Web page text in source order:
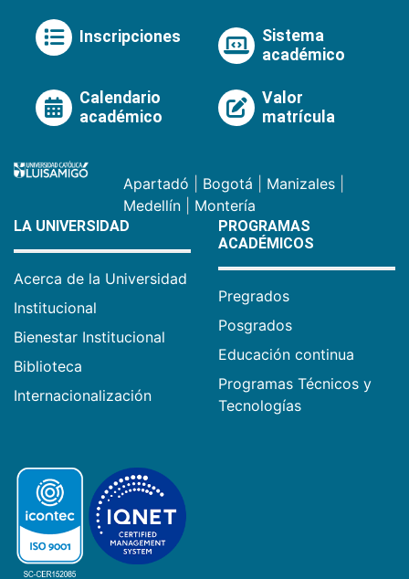
Inscripciones
Sistema
académico
Calendario
académico
Valor
matrícula
Apartadó Bogotá Manizales
Medellín
Montería
LA UNIVERSIDAD
Acerca de la Universidad
Institucional
Bienestar Institucional
Biblioteca
Internacionalización
PROGRAMAS
ACADÉMICOS
Pregrados
Posgrados
Educación continua
Programas Técnicos y
Tecnologías